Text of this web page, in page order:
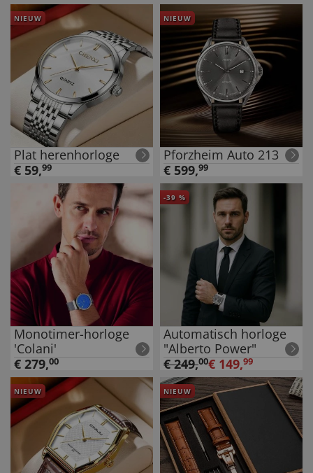
NIEUW
Plat herenhorloge
€ 59,99
NIEUW
Pforzheim Auto 213
€ 599,99
Monotimer-horloge
'Colani'
€ 279,00
-39 %
Automatisch horloge
"Alberto Power"
€249,00€ 149,99
NIEUW NIEUW